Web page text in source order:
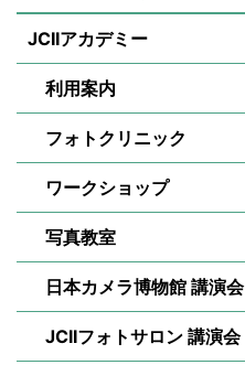
JCIIアカデミー
利用案内
フォトクリニック
ワークショップ
写真教室
日本カメラ博物館 講演会
JCIIフォトサロン 講演会